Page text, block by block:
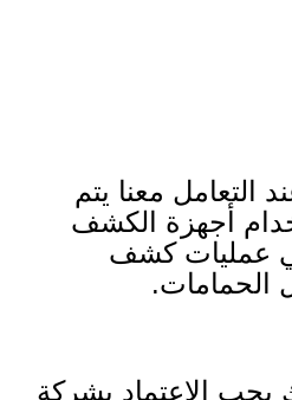
التعامل معنا يتم
أجهزة الكشف
في عمليات كشف
الحمامات.
يجب الاعتماد بشركة